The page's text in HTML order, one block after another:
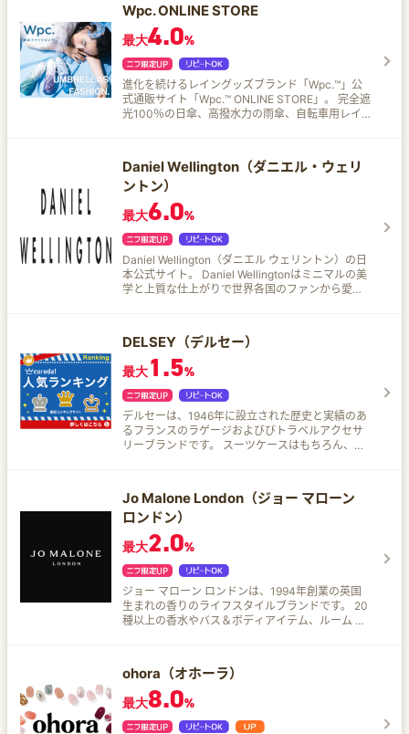
めジェルネイルシールです。
Wpc. ONLINE STORE
最大4.0%
進化を続けるレイングッズブランド「Wpc.™」公
式通販サイト「Wpc.™ ONLINE STORE」。 完全遮
光100％の日傘、高撥水力の雨傘、自転車用レイ
Daniel Wellington（ダニエル・ウェリ
ントン）
最大6.0%
Daniel Wellington（ダニエル ウェリントン）の日
本公式サイト。 Daniel Wellingtonはミニマルの美
学と上質な仕上がりで世界各国のファンから愛さ
ざまなデザインの腕時計やアクセサリーが豊富に
揃っているので、スタイルに関わらずお気に入り
のものが見つかります。
DELSEY（デルセー）
最大1.5%
デルセーは、1946年に設立された歴史と実績のあ
るフランスのラゲージおよびびトラベルアクセサ
リーブランドです。 スーツケースはもちろん、タ
ケースは、CHATELET AIR 2.0シリーズのスーツ
ケース。 ヴィンテージデザインを彷彿とさせるよ
うなルックで、TSAロック、静かで操作性の高い
ダブルホイール、USBポートなどを搭載し、機能
性が高く使いやすいのでおすすめです。 バッグ バ
ッグでは、TURENNEのボストンバッグ（43cm）
が人気です。 撥水加工を施し、オリジナル特許取
得済みのSECURITECHジッパーを使用しているの
で、移動中のセキュリティが強化され、タブレッ
トやパソコンを固定するための2つの専用ポケット
リーバッグとしてももちろん、機内持ち込みバッ
グとして使用するのもおすすめです。
Jo Malone London（ジョー マローン
ロンドン）
最大2.0%
ジョー マローン ロンドンは、1994年創業の英国
生まれの香りのライフスタイルブランドです。 20
種以上の香水やバス＆ボディアイテム、ルーム フ
ohora（オホーラ）
最大8.0%